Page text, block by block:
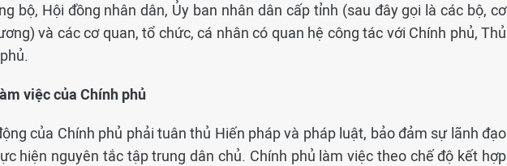
bộ, Hội đồng nhân dân, Ủy ban nhân dân cấp tỉnh (sau đây gọi là các bộ, cơ
và các cơ quan, tổ chức, cá nhân có quan hệ công tác với Chính phủ, Thủ
việc của Chính phủ
của Chính phủ phải tuân thủ Hiến pháp và pháp luật, bảo đảm sự lãnh đạo
hiện nguyên tắc tập trung dân chủ. Chính phủ làm việc theo chế độ kết hợp